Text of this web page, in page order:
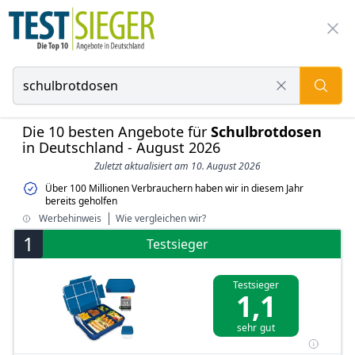
Die 10 besten Angebote für Schulbrotdosen
in Deutschland - August 2026
Zuletzt aktualisiert am 10. August 2026
Über 100 Millionen Verbrauchern haben wir in diesem Jahr
bereits geholfen
Werbehinweis
Wie vergleichen wir?
1 Testsieger
Testsieger
1,1
sehr gut